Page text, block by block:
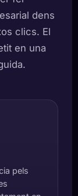
dens
clics. El
en una
pels